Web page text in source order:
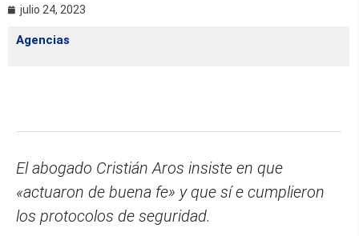
julio 24, 2023
Agencias
El abogado Cristián Aros insiste en que
«actuaron de buena fe» y que sí e cumplieron
los protocolos de seguridad.